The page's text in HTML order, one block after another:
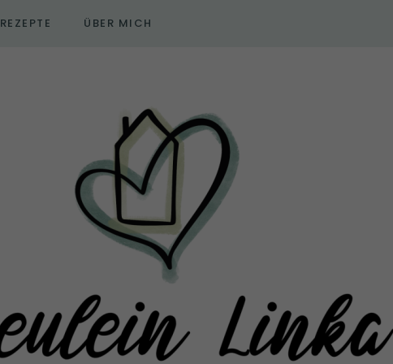
REZEPTE ÜBER MICH